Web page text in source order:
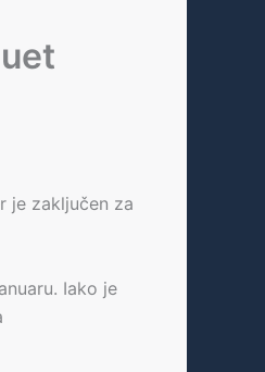
je zaključen za
Iako je